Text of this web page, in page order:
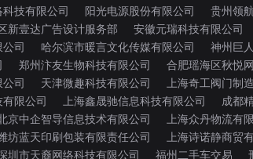
技有限公司
阳光电源股份有限公司 贵州领
新壹达广告设计服务部 安徽元瑞科技有限公司
司
哈尔滨市暖言文化传媒有限公司 神州巨
郑州汴友生物科技有限公司 合肥瑶海区秋悦
司
天津微趣科技有限公司 上海奇工阀门制
限公司
上海鑫晟驰信息科技有限公司 成都
京中企智导信息技术有限公司 上海众丹物流有
坊蓝天印刷包装有限责任公司 上海诗诺静商贸
圳市天裔网络科技有限公司 福州二手车交易